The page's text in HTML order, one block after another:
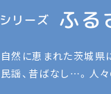
自然に恵まれた茨城県
民謡、昔ばなし…。人々